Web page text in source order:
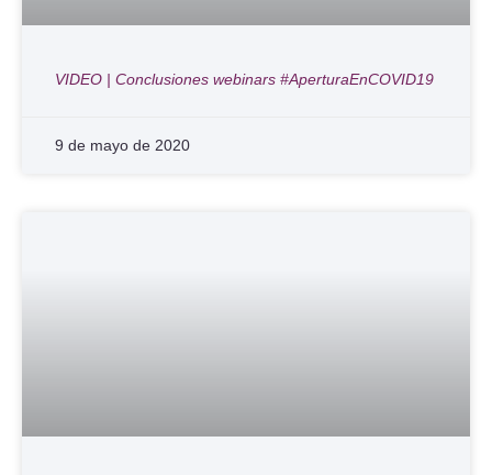
VIDEO | Conclusiones webinars #AperturaEnCOVID19
9 de mayo de 2020